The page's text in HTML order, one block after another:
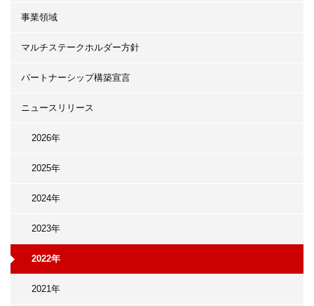
事業領域
マルチステークホルダー方針
パートナーシップ構築宣言
ニュースリリース
2026年
2025年
2024年
2023年
2022年
2021年